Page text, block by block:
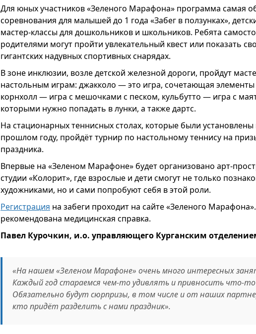
Для юных участников «Зеленого Марафона» программа самая
соревнования для малышей до 1 года «Забег в ползунках»,
мастер-классы для дошкольников и школьников. Ребята
родителями могут пройти увлекательный квест или показать
гигантских надувных спортивных снарядах.
В зоне инклюзии, возле детской железной дороги, пройдут
настольным играм: джакколо — это игра, сочетающая элементы
корнхолл — игра с мешочками с песком, кульбутто — игра с
которыми нужно попадать в лунки, а также дартс.
На стационарных теннисных столах, которые были
прошлом году, пройдёт турнир по настольному теннису на
праздника.
Впервые на «Зеленом Марафоне» будет организовано арт-
студии «Колорит», где взрослые и дети смогут не только
художниками, но и сами попробуют себя в этой роли.
Регистрация на забеги проходит на сайте «Зеленого
рекомендована медицинская справка.
Павел Курочкин, и.о. управляющего Курганским
«На нашем «Зеленом Марафоне» очень много интересных
Каждый год стараемся чем-то удивлять и привносить что-то
Обязательно будут сюрпризы, в том числе и от наших
кто придёт разделить с нами праздник».